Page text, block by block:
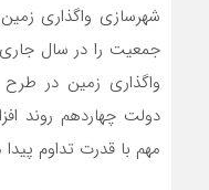
شهرسازی واگذاری
جمعیت را در سال جاری
واگذاری زمین در
دولت چهاردهم روند
مهم با قدرت تداوم